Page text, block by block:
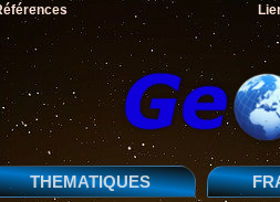
THEMATIQUES